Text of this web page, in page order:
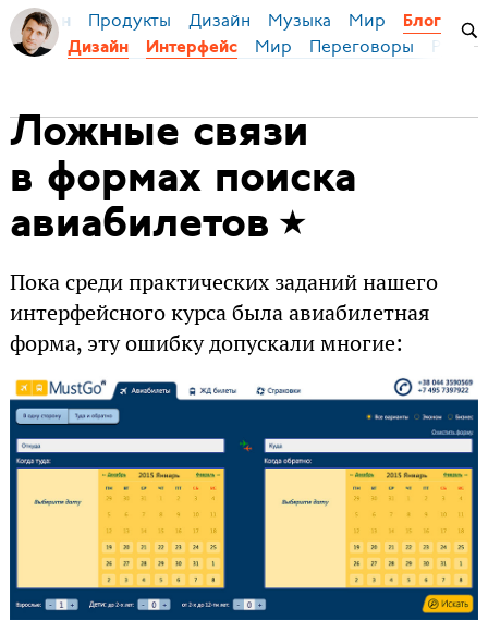
Бирман Продукты Дизайн Музыка Мир
Блог
Дизайн
Интерфейс Мир Переговоры
Ложные связи
в формах поиска
авиабилетов
Пока среди практических заданий нашего
интерфейсного курса была авиабилетная
форма, эту ошибку допускали многие: